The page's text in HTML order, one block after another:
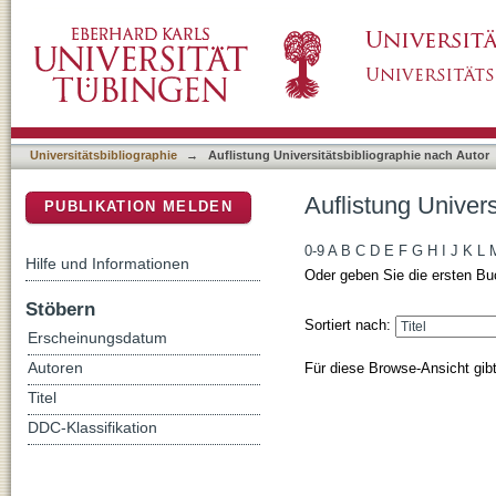
Universitätsbibliographie → Auflistung Universitätsbibliographie nach Autor
Auflistung
0-9 A B C D E F G H J K L
Oder geben Sie die ersten
Sortiert nach:
Für diese Browse-Ansicht
PUBLIKATION MELDEN
Hilfe und Informationen
Stöbern
Erscheinungsdatum
Autoren
Titel
DDC-Klassifikation